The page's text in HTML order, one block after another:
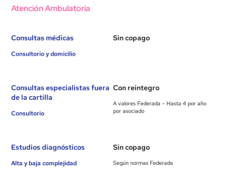
Atención Ambulatoria
Consultas médicas
Consultorio y domicilio
Sin copago
Consultas especialistas fuera
de la cartilla
Consultorio
Con reintegro
A valores Federada – Hasta 4 por año
por asociado
Estudios diagnósticos
Alta y baja complejidad
Sin copago
Según normas Federada